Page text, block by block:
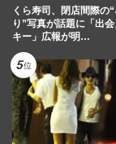
くら寿司、閉店間際の
り”写真が話題に「出
キー」広報が明…